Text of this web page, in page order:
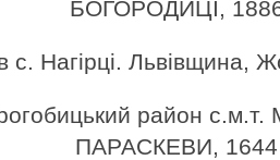
БОГОРОДИЦІ,
с. Нагірці. Львівщина,
район
ПАРАСКЕВИ,